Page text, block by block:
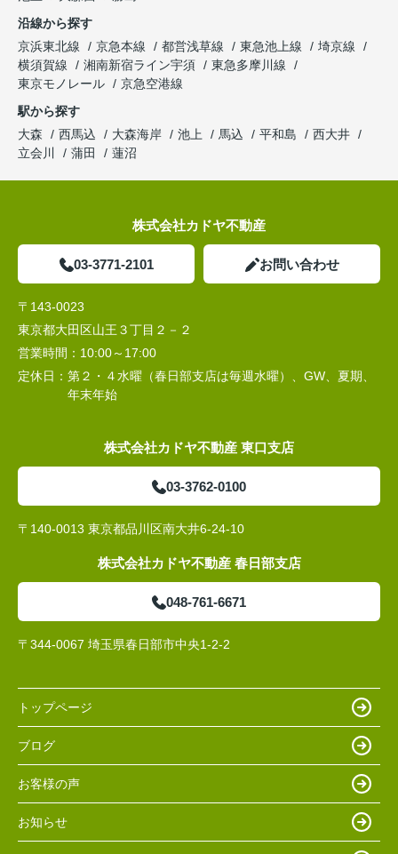
沿線から探す
京浜東北線
京急本線 都営浅草線 東急池上線
埼京線
横須賀線
湘南新宿ライン宇須
東急多摩川線
東京モノレール
京急空港線
駅から探す
大森
西馬込 大森海岸 池上 馬込 平和島
西大井
立会川
蒲田 蓮沼
株式会社カドヤ不動産
03-3771-2101 お問い合わせ
〒143-0023
東京都大田区山王３丁目２－２
営業時間： 10:00～17:00
定休日： 第２・４水曜（春日部支店は毎週水曜）、GW、夏期、
年末年始
株式会社カドヤ不動産 東口支店
03-3762-0100
〒140-0013 東京都品川区南大井6-24-10
株式会社カドヤ不動産 春日部支店
048-761-6671
〒344-0067 埼玉県春日部市中央1-2-2
トップページ
ブログ
お客様の声
お知らせ